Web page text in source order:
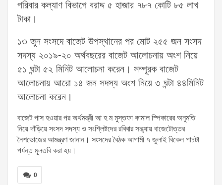
পরিবার কল্যাণ বিভাগে বরাদ্দ ৫ হাজার ৭৮৭ কোটি ৮৫ লাখ
টাকা।
১৩ জুন সংসদে বাজেট উপস্থানের পর মোট ২৫৫ জন সংসদ
সদস্য ২০১৯-২০ অর্থবছরের বাজেট আলোচনায় অংশ নিয়ে
৫১ ঘন্টা ৫২ মিনিট আলোচনা করেন। সম্পূরক বাজেট
আলোচনায় আরো ১৪ জন সদস্য অংশ নিয়ে ৩ ঘন্টা ৪৪মিনিট
আলোচনা করেন।
বাজেট পাস হওয়ার পর অর্থমন্ত্রী আ হ ম মুস্তফা কামাল স্পিকারের অনুমতি
নিয়ে দাঁড়িয়ে সংসদ সদস্য ও সংশ্লিষ্টদের রবিবার সন্ধ্যায় বাজেটোত্তর
নৈশভোজের আমন্ত্রণ জানান। সংসদের বৈঠক আগামী ৭ জুলাই বিকেল পাচটা
পর্যন্ত মূলতবি করা হয়।
0